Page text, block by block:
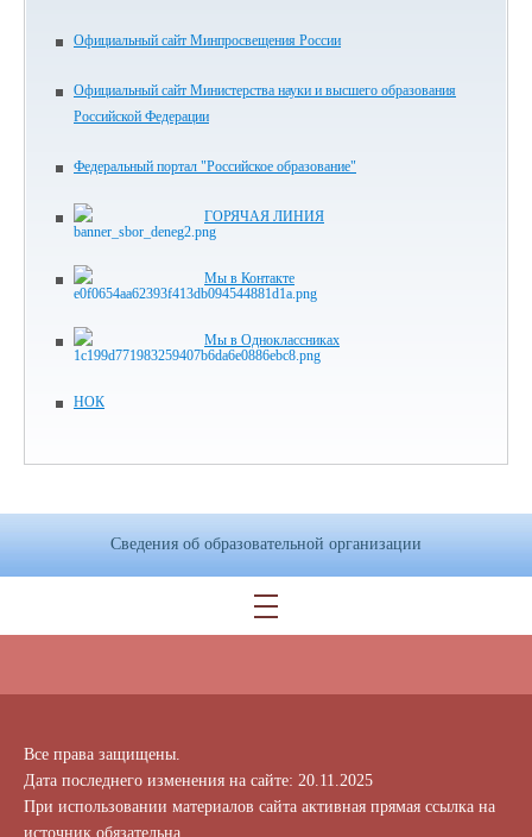
Официальный сайт Минпросвещения России
Официальный сайт Министерства науки и высшего образования
Российской Федерации
Федеральный портал "Российское образование"
ГОРЯЧАЯ ЛИНИЯ
Мы в Контакте
Мы в Одноклассниках
НОК
Сведения об образовательной организации
Все права защищены.
Дата последнего изменения на сайте: 20.11.2025
При использовании материалов сайта активная прямая ссылка на
источник обязательна